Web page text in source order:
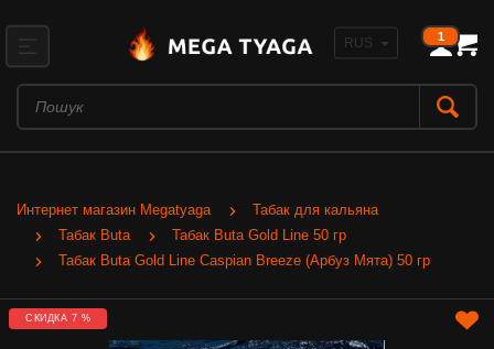
1
Интернет магазин Megatyaga
Табак для кальяна
Табак Buta
Табак Buta Gold Line 50 гр
Табак Buta Gold Line Caspian Breeze (Арбуз Мята) 50 гр
СКИДКА 7 %